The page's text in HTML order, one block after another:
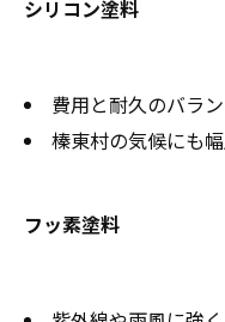
シリコン塗料
費用と耐久のバラ
榛東村の気候にも
フッ素塗料